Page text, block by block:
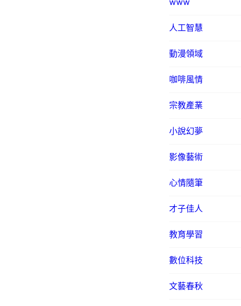
人工智慧
動漫領域
咖啡風情
宗教產業
小說幻夢
影像藝術
心情隨筆
才子佳人
教育學習
數位科技
文藝春秋